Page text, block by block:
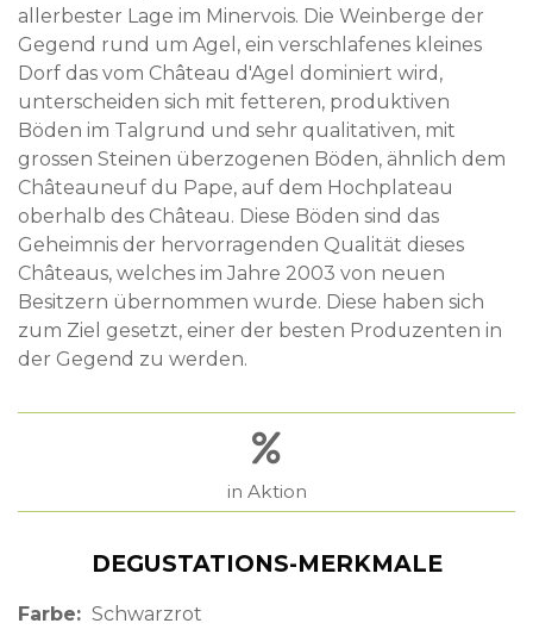
allerbester Lage im Minervois. Die Weinberge der
Gegend rund um Agel, ein verschlafenes kleines
Dorf das vom Château d'Agel dominiert wird,
unterscheiden sich mit fetteren, produktiven
Böden im Talgrund und sehr qualitativen, mit
grossen Steinen überzogenen Böden, ähnlich dem
Châteauneuf du Pape, auf dem Hochplateau
oberhalb des Château. Diese Böden sind das
Geheimnis der hervorragenden Qualität dieses
Châteaus, welches im Jahre 2003 von neuen
Besitzern übernommen wurde. Diese haben sich
zum Ziel gesetzt, einer der besten Produzenten in
der Gegend zu werden.
in Aktion
DEGUSTATIONS-MERKMALE
Farbe Schwarzrot